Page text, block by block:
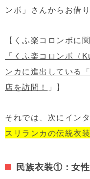
ンボ」さんからお借り
【くふ楽コロンボに
「くふ楽コロンボ（
ンカに進出している
店を訪問！
」】
それでは、次にイン
スリランカの伝統衣装
民族衣装①：女